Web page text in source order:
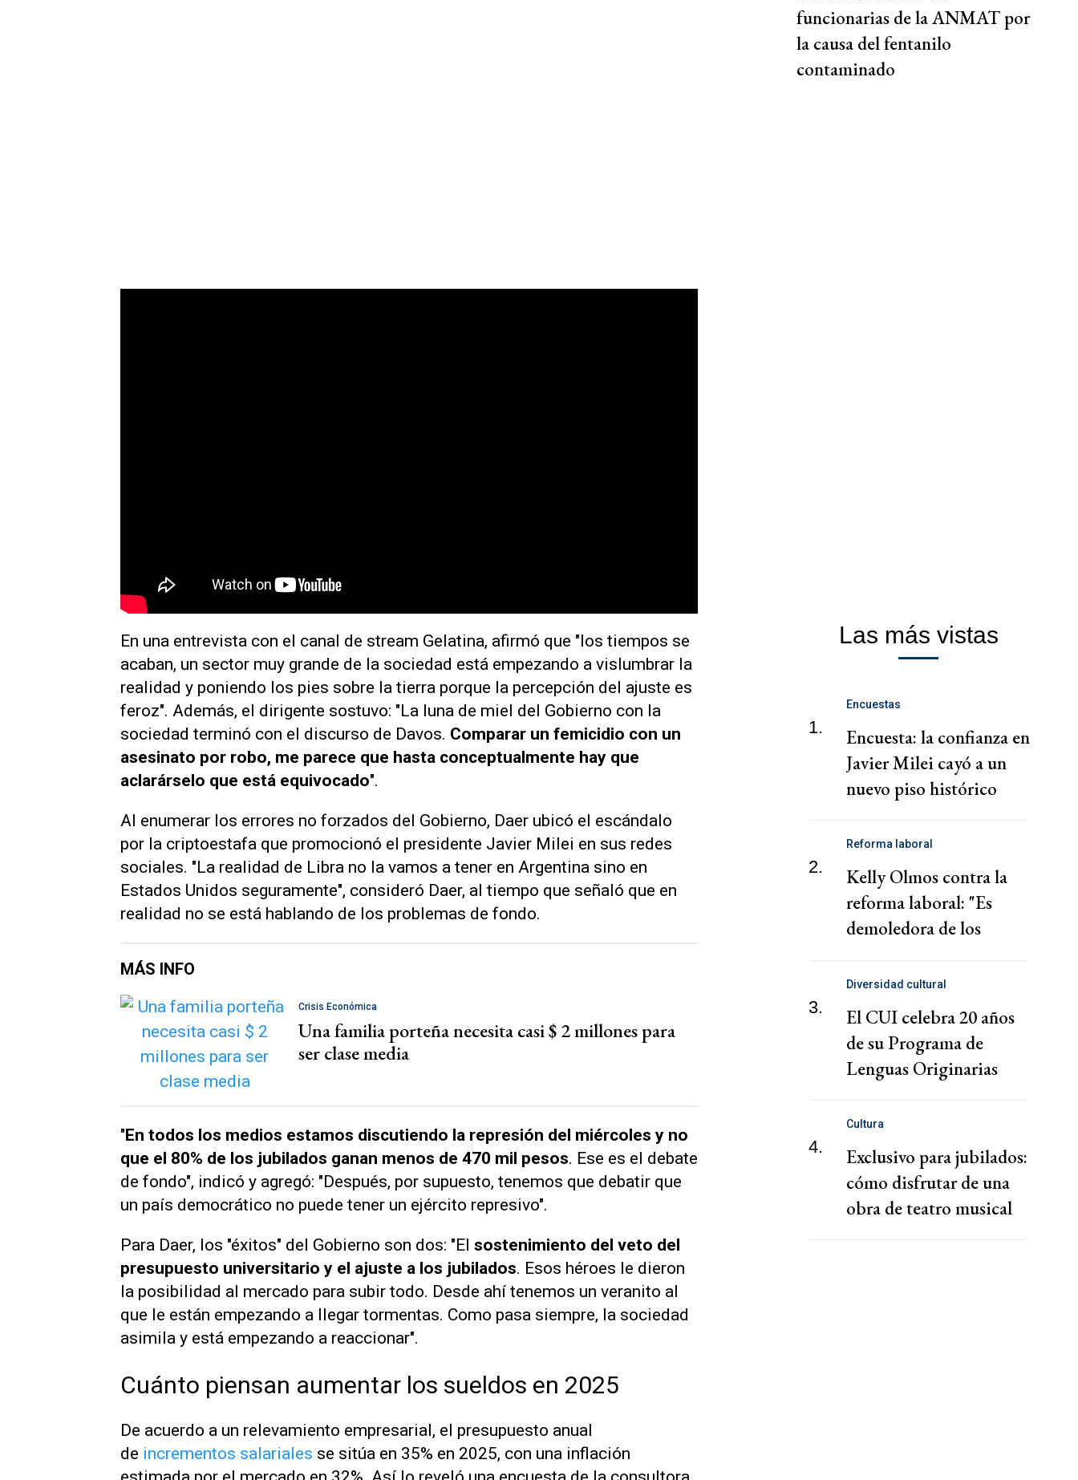
En una entrevista con el canal de stream Gelatina, afirmó que "los tiempos se
acaban, un sector muy grande de la sociedad está empezando a vislumbrar la
realidad y poniendo los pies sobre la tierra porque la percepción del ajuste es
feroz". Además, el dirigente sostuvo: "La luna de miel del Gobierno con la
sociedad terminó con el discurso de Davos. Comparar un femicidio con un
asesinato por robo, me parece que hasta conceptualmente hay que
aclarárselo que está equivocado".
Al enumerar los errores no forzados del Gobierno, Daer ubicó el escándalo
por la criptoestafa que promocionó el presidente Javier Milei en sus redes
sociales. "La realidad de Libra no la vamos a tener en Argentina sino en
Estados Unidos seguramente", consideró Daer, al tiempo que señaló que en
realidad no se está hablando de los problemas de fondo.
MÁS INFO
Crisis Económica
Una familia porteña necesita casi $ 2 millones para
ser clase media
"En todos los medios estamos discutiendo la represión del miércoles y no
que el 80% de los jubilados ganan menos de 470 mil pesos. Ese es el debate
de fondo", indicó y agregó: "Después, por supuesto, tenemos que debatir que
un país democrático no puede tener un ejército represivo".
Para Daer, los "éxitos" del Gobierno son dos: "El sostenimiento del veto del
presupuesto universitario y el ajuste a los jubilados. Esos héroes le dieron
la posibilidad al mercado para subir todo. Desde ahí tenemos un veranito al
que le están empezando a llegar tormentas. Como pasa siempre, la sociedad
asimila y está empezando a reaccionar".
Cuánto piensan aumentar los sueldos en 2025
De acuerdo a un relevamiento empresarial, el presupuesto anual
de incrementos salariales se sitúa en 35% en 2025, con una inflación
funcionarias de la ANMAT por
la causa del fentanilo
contaminado
Las más vistas
1.
Encuestas
Encuesta: la confianza en
Javier Milei cayó a un
nuevo piso histórico
2.
Reforma laboral
Kelly Olmos contra la
reforma laboral: "Es
demoledora de los
3.
Diversidad cultural
El CUI celebra 20 años
de su Programa de
Lenguas Originarias
4.
Cultura
Exclusivo para jubilados:
cómo disfrutar de una
obra de teatro musical